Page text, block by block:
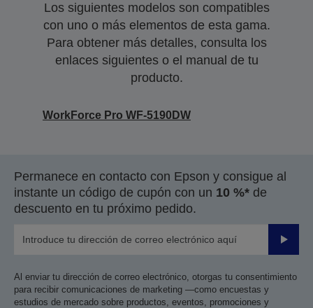
Los siguientes modelos son compatibles
con uno o más elementos de esta gama.
Para obtener más detalles, consulta los
enlaces siguientes o el manual de tu
producto.
WorkForce Pro WF-5190DW
Permanece en contacto con Epson y consigue al
instante un código de cupón con un 10 %* de
descuento en tu próximo pedido.
Enviar
Al enviar tu dirección de correo electrónico, otorgas tu consentimiento
para recibir comunicaciones de marketing —como encuestas y
estudios de mercado sobre productos, eventos, promociones y